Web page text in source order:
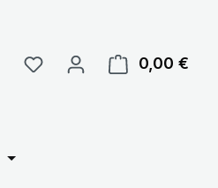
0,00 €